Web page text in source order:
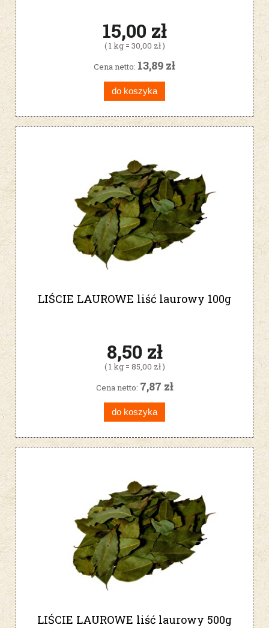
15,00 zł
( 1 kg = 30,00 zł )
Cena netto: 13,89 zł
do koszyka
LIŚCIE LAUROWE liść laurowy 100g
8,50 zł
( 1 kg = 85,00 zł )
Cena netto: 7,87 zł
do koszyka
LIŚCIE LAUROWE liść laurowy 500g